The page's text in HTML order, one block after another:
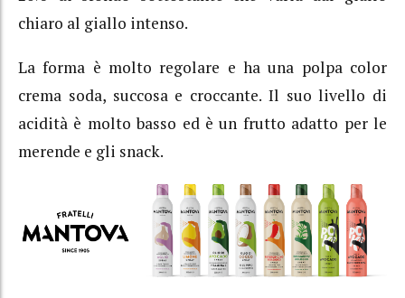
chiaro al giallo intenso.
La forma è molto regolare e ha una polpa color
crema soda, succosa e croccante. Il suo livello di
acidità è molto basso ed è un frutto adatto per le
merende e gli snack.